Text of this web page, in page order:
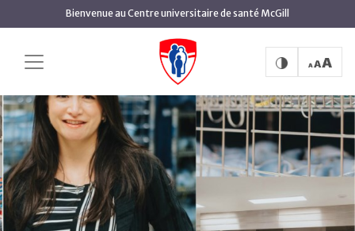
Aller
au
contenu
principal
Bienvenue au Centre universitaire de santé McGill